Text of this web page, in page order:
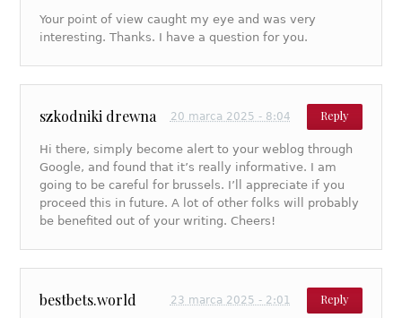
Your point of view caught my eye and was very
interesting. Thanks. I have a question for you.
szkodniki drewna Reply
20 marca 2025 - 8:04
Hi there, simply become alert to your weblog through
Google, and found that it’s really informative. I am
going to be careful for brussels. I’ll appreciate if you
proceed this in future. A lot of other folks will probably
be benefited out of your writing. Cheers!
bestbets.world Reply
23 marca 2025 - 2:01